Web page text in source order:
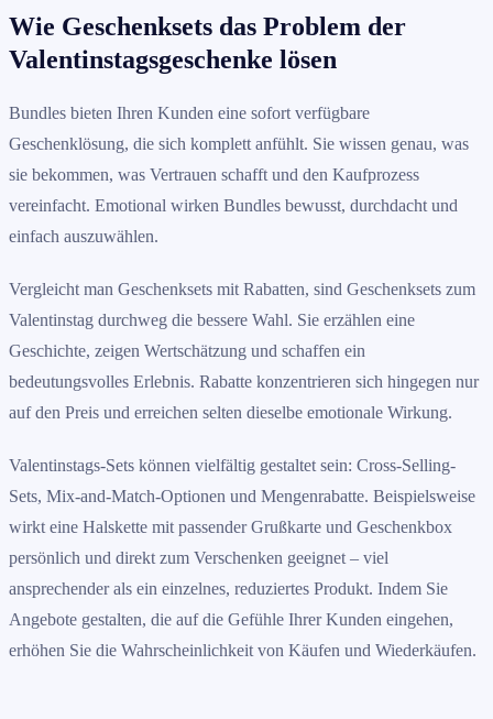
Wie Geschenksets das Problem der
Valentinstagsgeschenke lösen
Bundles bieten Ihren Kunden eine sofort verfügbare
Geschenklösung, die sich komplett anfühlt. Sie wissen genau, was
sie bekommen, was Vertrauen schafft und den Kaufprozess
vereinfacht. Emotional wirken Bundles bewusst, durchdacht und
einfach auszuwählen.
Vergleicht man Geschenksets mit Rabatten, sind Geschenksets zum
Valentinstag durchweg die bessere Wahl. Sie erzählen eine
Geschichte, zeigen Wertschätzung und schaffen ein
bedeutungsvolles Erlebnis. Rabatte konzentrieren sich hingegen nur
auf den Preis und erreichen selten dieselbe emotionale Wirkung.
Valentinstags-Sets können vielfältig gestaltet sein: Cross-Selling-
Sets, Mix-and-Match-Optionen und Mengenrabatte. Beispielsweise
wirkt eine Halskette mit passender Grußkarte und Geschenkbox
persönlich und direkt zum Verschenken geeignet – viel
ansprechender als ein einzelnes, reduziertes Produkt. Indem Sie
Angebote gestalten, die auf die Gefühle Ihrer Kunden eingehen,
erhöhen Sie die Wahrscheinlichkeit von Käufen und Wiederkäufen.